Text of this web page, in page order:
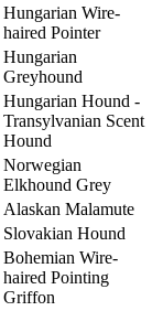
Hungarian Wire-
haired Pointer
Hungarian
Greyhound
Hungarian Hound -
Transylvanian Scent
Hound
Norwegian
Elkhound Grey
Alaskan Malamute
Slovakian Hound
Bohemian Wire-
haired Pointing
Griffon